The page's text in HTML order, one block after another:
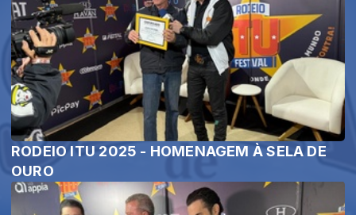
RODEIO ITU 2025 - HOMENAGEM À SELA DE
OURO